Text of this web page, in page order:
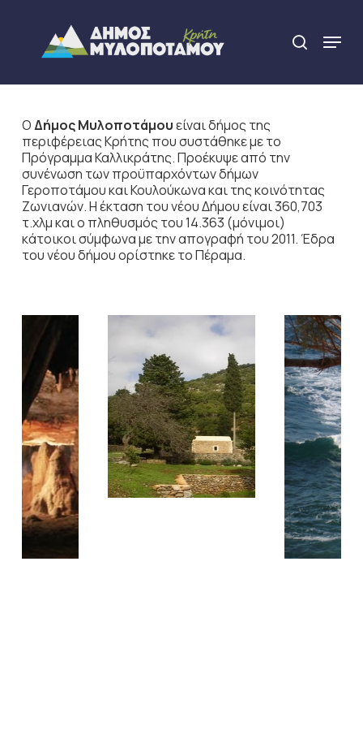
content
search
Menu
ΟΔήμος Μυλοποτάμουείναι δήμος της
περιφέρειας Κρήτης που συστάθηκε με το
Πρόγραμμα Καλλικράτης. Προέκυψε από την
συνένωση των προϋπαρχόντων δήμων
Γεροποτάμου και Κουλούκωνα και της κοινότητας
Ζωνιανών. Η έκταση του νέου Δήμου είναι 360,703
τ.χλμ και ο πληθυσμός του 14.363 (μόνιμοι)
κάτοικοι σύμφωνα με την απογραφή του 2011. Έδρα
του νέου δήμου ορίστηκε το Πέραμα.
Close